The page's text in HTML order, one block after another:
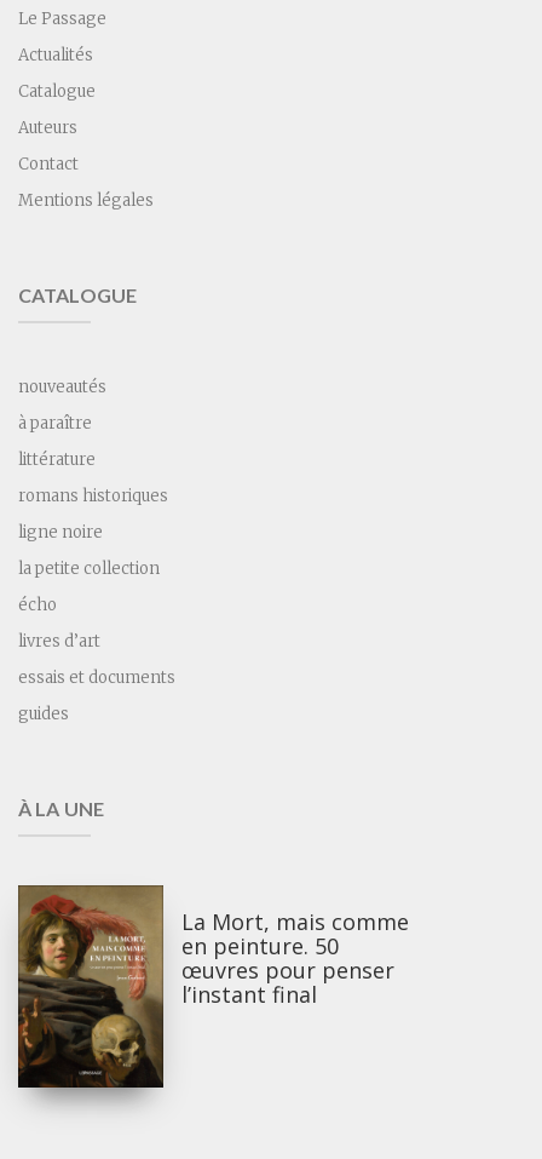
Le Passage
Actualités
Catalogue
Auteurs
Contact
Mentions légales
CATALOGUE
nouveautés
à paraître
littérature
romans historiques
ligne noire
la petite collection
écho
livres d’art
essais et documents
guides
À LA UNE
La Mort, mais comme
en peinture. 50
œuvres pour penser
l’instant final